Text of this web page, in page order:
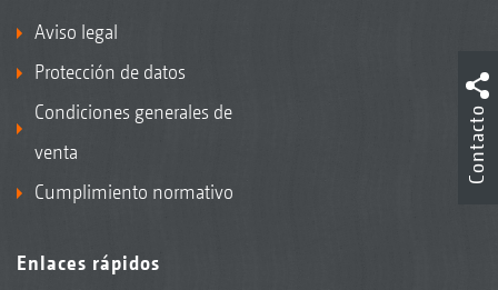
Aviso legal
Protección de datos
Condiciones generales de
venta
Cumplimiento normativo
Enlaces rápidos
Contacto